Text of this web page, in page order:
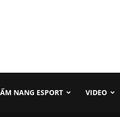
NANG ESPORT VIDEO